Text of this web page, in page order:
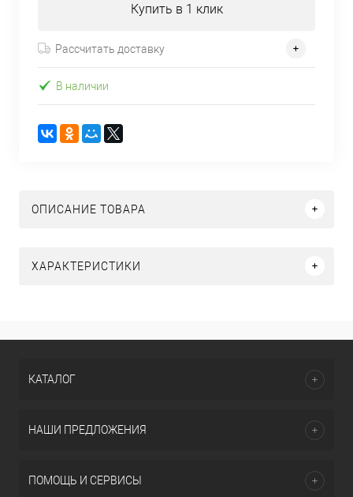
Купить в 1 клик
Рассчитать доставку
В наличии
ОПИСАНИЕ ТОВАРА
ХАРАКТЕРИСТИКИ
КАТАЛОГ
НАШИ ПРЕДЛОЖЕНИЯ
ПОМОЩЬ И СЕРВИСЫ